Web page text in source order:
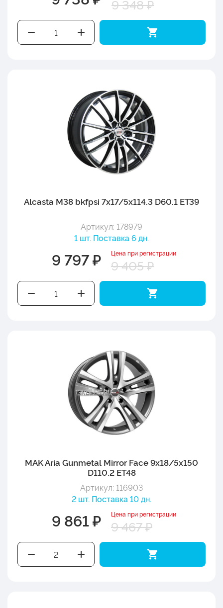
9 348 ₽
Alcasta M38 bkfpsi 7x17/5x114.3 D60.1 ET39
Артикул: 178979
1 шт. Поставка 6 дн.
9 797 ₽ Цена при регистрации
9 405 ₽
MAK Aria Gunmetal Mirror Face 9x18/5x150
D110.2 ET48
Артикул: 116903
2 шт. Поставка 10 дн.
9 861 ₽ Цена при регистрации
9 467 ₽